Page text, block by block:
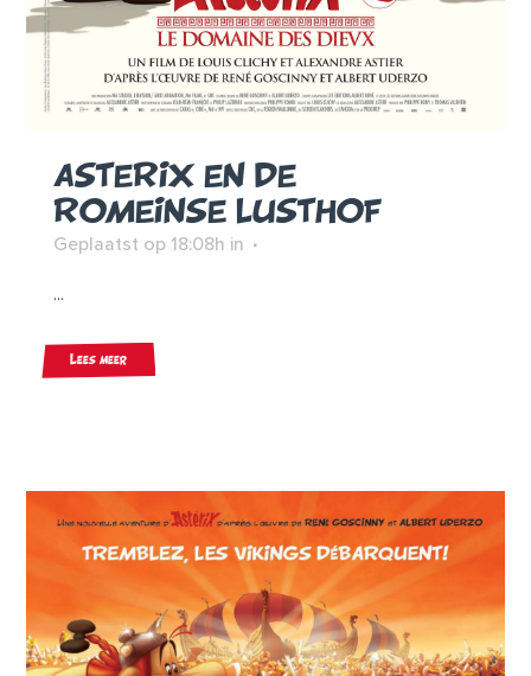
ASTERIX EN DE
ROMEINSE LUSTHOF
Geplaatst op 18:08h in
...
Lees meer